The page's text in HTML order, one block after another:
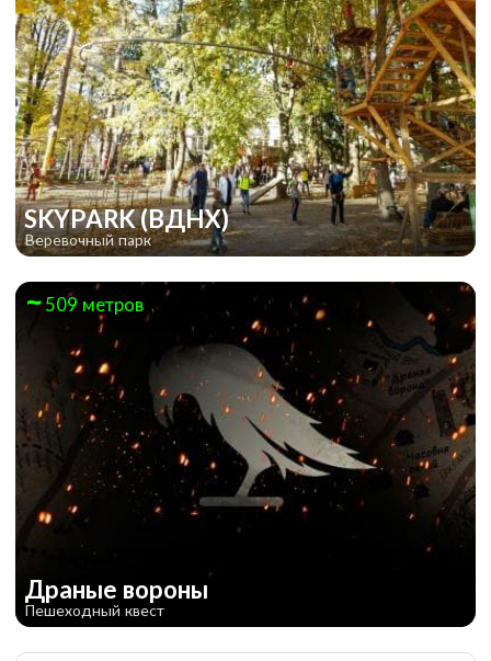
SKYPARK (ВДНХ)
Веревочный парк
509 метров
Драные вороны
Пешеходный квест